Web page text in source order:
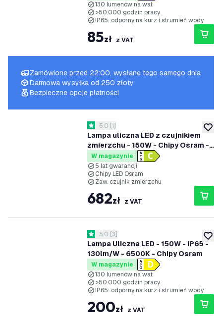
130 lumenów na wat
>50.000 godzin pracy
IP65: odporny na kurz i strumień wody
85zł z VAT
Lampa uliczna LED z czujnikiem
zmierzchu - 150W - Chipy Osram -
IP66 - 170 Lm/W - 4000K - 5 lat
gwarancji
otwórz panel recenzji
5 Gwiazdki oceny
5.0 [1]
W magazynie
5 lat gwarancji
Chipy LED Osram
Zaw. czujnik zmierzchu
682zł z VAT
dodaj
Lampa Uliczna LED - 150W - IP65 -
130lm/W - 6500K - Chipy Osram
otwórz panel recenzji
5 Gwiazdki oceny
5.0 [3]
W magazynie
130 lumenów na wat
>50.000 godzin pracy
IP65: odporny na kurz i strumień wody
200zł z VAT
Zamówione przed 22:00, wysłane tego samego dnia
Darmowa wysyłka od 250 złoty
Bezpieczne opcje płatności